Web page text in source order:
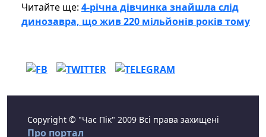
Читайте ще: 4-річна дівчинка знайшла слід
динозавра, що жив 220 мільйонів років тому
Copyright © "Час Пік" 2009 Всі права захищені
Про портал